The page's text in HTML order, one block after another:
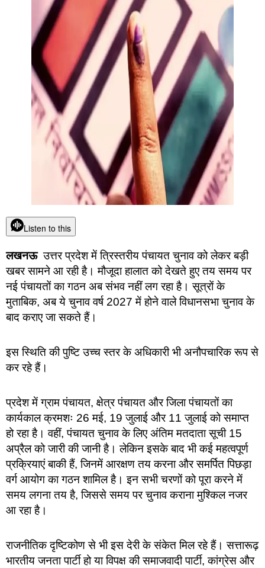
Listen to this
लखनऊउत्तर प्रदेश में त्रिस्तरीय पंचायत चुनाव को लेकर बड़ी
खबर सामने आ रही है। मौजूदा हालात को देखते हुए तय समय पर
नई पंचायतों का गठन अब संभव नहीं लग रहा है। सूत्रों के
मुताबिक, अब ये चुनाव वर्ष 2027 में होने वाले विधानसभा चुनाव के
बाद कराए जा सकते हैं।
इस स्थिति की पुष्टि उच्च स्तर के अधिकारी भी अनौपचारिक रूप से
कर रहे हैं।
प्रदेश में ग्राम पंचायत, क्षेत्र पंचायत और जिला पंचायतों का
कार्यकाल क्रमशः 26 मई, 19 जुलाई और 11 जुलाई को समाप्त
हो रहा है। वहीं, पंचायत चुनाव के लिए अंतिम मतदाता सूची 15
अप्रैल को जारी की जानी है। लेकिन इसके बाद भी कई महत्वपूर्ण
प्रक्रियाएं बाकी हैं, जिनमें आरक्षण तय करना और समर्पित पिछड़ा
वर्ग आयोग का गठन शामिल है। इन सभी चरणों को पूरा करने में
समय लगना तय है, जिससे समय पर चुनाव कराना मुश्किल नजर
आ रहा है।
राजनीतिक दृष्टिकोण से भी इस देरी के संकेत मिल रहे हैं। सत्तारूढ़
भारतीय जनता पार्टी हो या विपक्ष की समाजवादी पार्टी, कांग्रेस और